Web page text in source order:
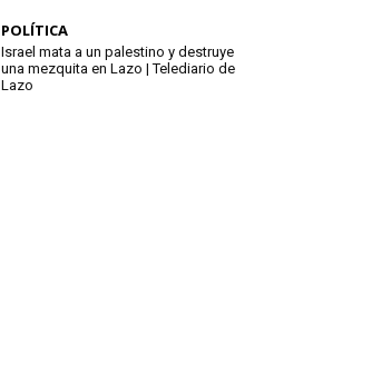
POLÍTICA
Israel mata a un palestino y destruye
una mezquita en Lazo | Telediario de
Lazo